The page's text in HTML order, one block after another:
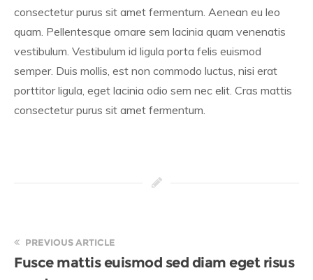
consectetur purus sit amet fermentum. Aenean eu leo
quam. Pellentesque ornare sem lacinia quam venenatis
vestibulum. Vestibulum id ligula porta felis euismod
semper. Duis mollis, est non commodo luctus, nisi erat
porttitor ligula, eget lacinia odio sem nec elit. Cras mattis
consectetur purus sit amet fermentum.
PREVIOUS ARTICLE
Fusce mattis euismod sed diam eget risus